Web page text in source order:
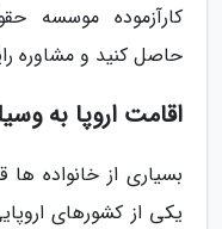
کارآزموده موسسه
حاصل کنید و مشاوره
اقامت اروپا به
بسیاری از خانواده ها
یکی از کشورهای